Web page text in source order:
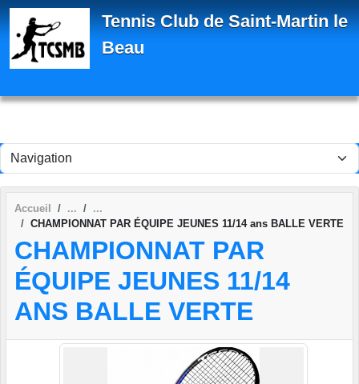
Tennis Club de Saint-Martin le
Beau
Accueil
CHAMPIONNAT PAR ÉQUIPE JEUNES 11/14 ans BALLE VERTE
CHAMPIONNAT PAR
ÉQUIPE JEUNES 11/14
ANS BALLE VERTE
Panneau de gestion des cookies